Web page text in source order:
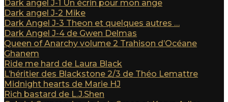
Dark angel J-1 Un écrin pour mon ange
Dark angel J-2 Mike
Dark Angel J-3 Theon et quelques autres …
Dark Angel J-4 de Gwen Delmas
Queen of Anarchy volume 2 Trahison d’Océane
Ghanem
Ride me hard de Laura Black
L’héritier des Blackstone 2/3 de Théo Lemattre
Midnight hearts de Marie HJ
Rich bastard de L.J.Shen